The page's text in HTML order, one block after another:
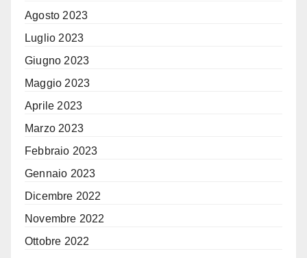
Agosto 2023
Luglio 2023
Giugno 2023
Maggio 2023
Aprile 2023
Marzo 2023
Febbraio 2023
Gennaio 2023
Dicembre 2022
Novembre 2022
Ottobre 2022